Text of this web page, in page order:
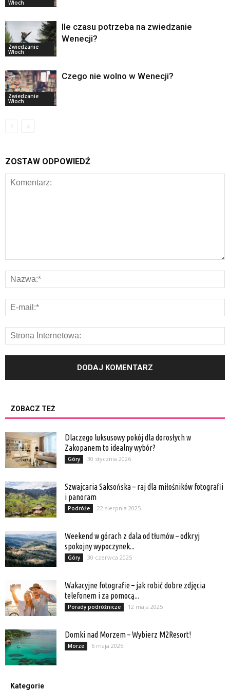
Włoch
Zwiedzanie
Włoch
Ile czasu potrzeba na zwiedzanie
Wenecji?
Zwiedzanie
Włoch
Czego nie wolno w Wenecji?
ZOSTAW ODPOWIEDŹ
ZOBACZ TEŻ
Dlaczego luksusowy pokój dla dorosłych w
Zakopanem to idealny wybór?
Góry 30 stycznia 2026
Szwajcaria Saksońska – raj dla miłośników fotografii
i panoram
Podróże 22 sierpnia 2025
Weekend w górach z dala od tłumów – odkryj
spokojny wypoczynek...
Góry 30 czerwca 2025
Wakacyjne fotografie – jak robić dobre zdjęcia
telefonem i za pomocą...
Porady podróżnicze 12 maja 2025
Domki nad Morzem – Wybierz M2Resort!
Morze 6 maja 2025
Kategorie